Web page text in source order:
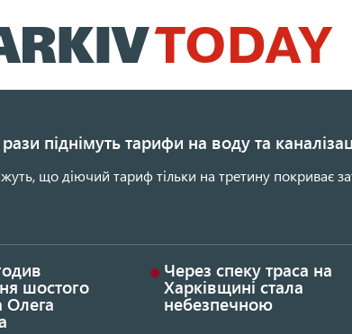
до
основного
піднімуть тарифи на воду та
що діючий тариф тільки на третину покриває
шостого
Олега
Через спеку траса на
Харківщині стала
небезпечною